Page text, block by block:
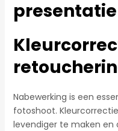
presentatie
Nabewerking is een
fotoshoot.
levendiger te maken en